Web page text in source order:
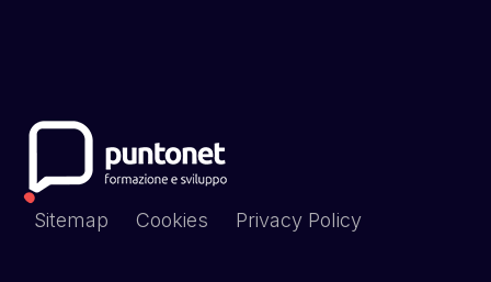
Sitemap Cookies Privacy Policy